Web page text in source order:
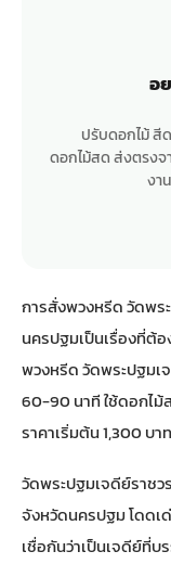
อ
ปรับดอกไม้ สี
ดอกไม้สด ส่งตรงจ
งา
การสั่งพวงหรีด วัดพร
นครปฐมเป็นเรื่องที่ต้
พวงหรีด วัดพระปฐมเ
60-90 นาที ใช้ดอกไ
ราคาเริ่มต้น 1,300 บ
วัดพระปฐมเจดีย์ราชว
จังหวัดนครปฐม โดดเ
เชื่อกันว่าเป็นเจดีย์ที่